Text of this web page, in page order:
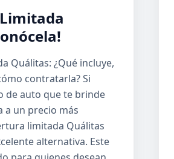
Quálitas: ¿Qué incluye,
contratarla? Si
de auto que te brinde
a un precio más
limitada Quálitas
alternativa. Este